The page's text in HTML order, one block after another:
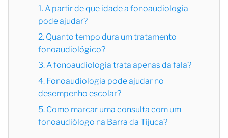
1. A partir de que idade a fonoaudiologia
pode ajudar?
2. Quanto tempo dura um tratamento
fonoaudiológico?
3. A fonoaudiologia trata apenas da fala?
4. Fonoaudiologia pode ajudar no
desempenho escolar?
5. Como marcar uma consulta com um
fonoaudiólogo na Barra da Tijuca?